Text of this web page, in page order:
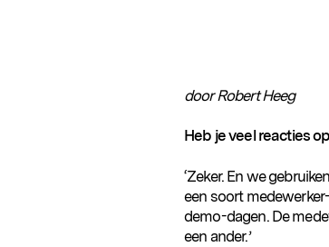
door Robert Heeg
Heb je veel reacties
‘Zeker. En we
een soort
demo-dagen. De
een ander.’